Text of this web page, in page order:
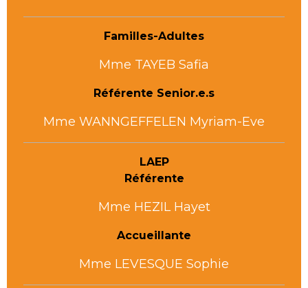
Familles-Adultes
Mme TAYEB Safia
Référente Senior.e.s
Mme WANNGEFFELEN Myriam-Eve
LAEP
Référente
Mme HEZIL Hayet
Accueillante
Mme LEVESQUE Sophie